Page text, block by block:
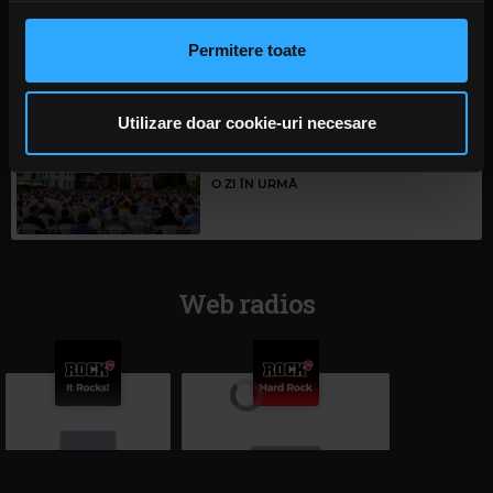
anunțurile, pentru a oferi funcții de rețele sociale și pentru
a analiza traficul. De asemenea, le oferim partenerilor de
privire la modul în care folosiți site-ul nostru. Aceștia le
pot combina cu alte informații oferite de dvs. sau culese
continuați să utilizați website-ul nostru, sunteți de acord
cu utilizarea modulelor noastre cookie.
Permitere toate
Utilizare doar cookie-uri necesare
ANCA NIȚĂ
O ZI ÎN URMĂ
Începe Brașov Jazz & Blues
O ZI ÎN URMĂ
Web radios